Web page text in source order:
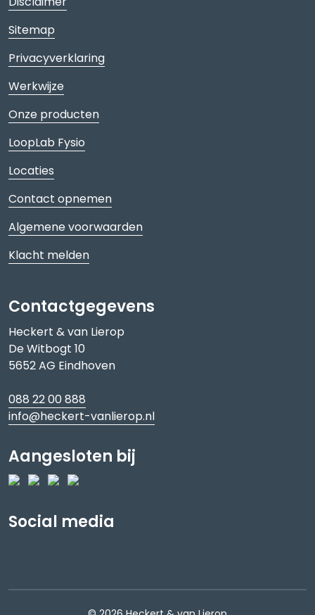
Sitemap
Privacyverklaring
Werkwijze
Onze producten
LoopLab Fysio
Locaties
Contact opnemen
Algemene voorwaarden
Klacht melden
Contactgegevens
Heckert & van Lierop
De Witbogt 10
5652 AG Eindhoven
088 22 00 888
info@heckert-vanlierop.nl
Aangesloten bij
Social media